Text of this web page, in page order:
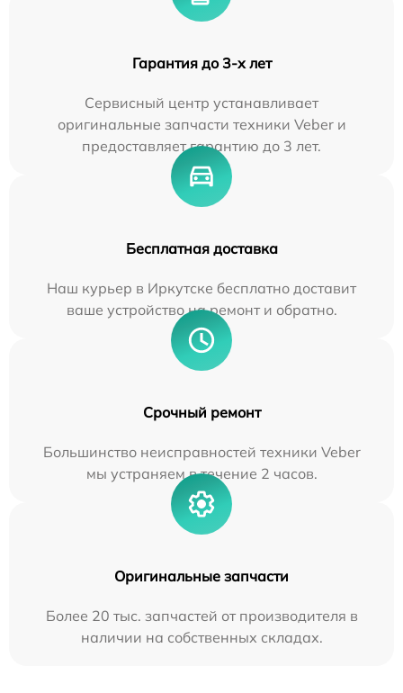
Гарантия до 3-х лет
Сервисный центр устанавливает
оригинальные запчасти техники Veber и
предоставляет гарантию до 3 лет.
Бесплатная доставка
Наш курьер в Иркутске бесплатно доставит
ваше устройство на ремонт и обратно.
Срочный ремонт
Большинство неисправностей техники Veber
мы устраняем в течение 2 часов.
Оригинальные запчасти
Более 20 тыс. запчастей от производителя в
наличии на собственных складах.